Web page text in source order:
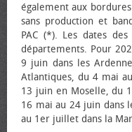
également aux
sans production et
PAC (*). Les dates
départements. Pour
9 juin dans les
Atlantiques, du 4 mai
13 juin en Moselle, du
16 mai au 24 juin dans
au 1er juillet dans la